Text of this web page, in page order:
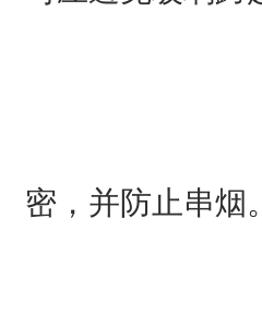
密，并防止串烟。